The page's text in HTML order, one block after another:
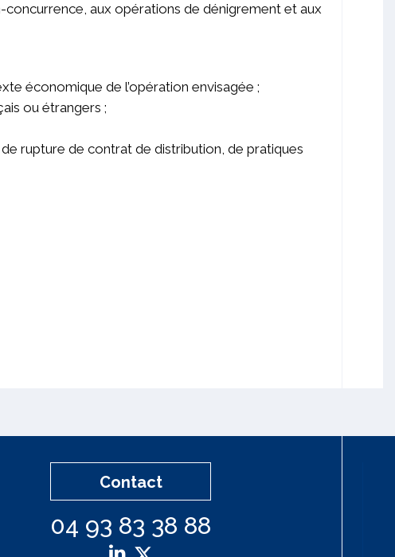
aux opérations de dénigrement et aux
économique de l’opération envisagée ;
ou étrangers ;
rupture de contrat de distribution, de pratiques
Contact
04 93 83 38 88